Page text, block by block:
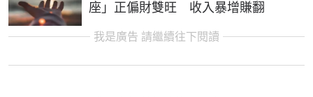
座」正偏財雙旺 收入暴增賺翻
我是廣告 請繼續往下閱讀